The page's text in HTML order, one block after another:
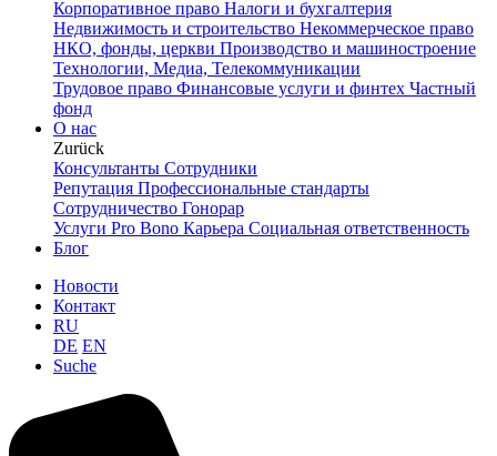
Корпоративное право Налоги и бухгалтерия
Недвижимость и строительство Некоммерческое право
НКО, фонды, церкви Производство и машиностроение
Технологии, Медиа, Телекоммуникации
Трудовое право Финансовые услуги и финтех Частный
фонд
О нас
Zurück
Консультанты Сотрудники
Репутация Профессиональные стандарты
Сотрудничество Гонорар
Услуги Pro Bono Карьера Социальная ответственность
Блог
Новости
Контакт
RU
DE EN
Suche